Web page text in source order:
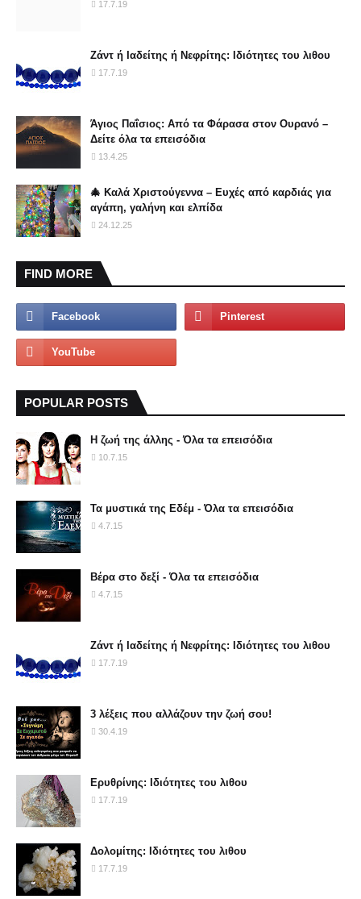
17.7.19
Ζάντ ή Ιαδείτης ή Νεφρίτης: Ιδιότητες του λιθου
17.7.19
Άγιος Παΐσιος: Από τα Φάρασα στον Ουρανό –
Δείτε όλα τα επεισόδια
13.4.25
🎄 Καλά Χριστούγεννα – Ευχές από καρδιάς για
αγάπη, γαλήνη και ελπίδα
24.12.25
FIND MORE
POPULAR POSTS
Η ζωή της άλλης - Όλα τα επεισόδια
10.7.15
Τα μυστικά της Εδέμ - Όλα τα επεισόδια
4.7.15
Βέρα στο δεξί - Όλα τα επεισόδια
4.7.15
Ζάντ ή Ιαδείτης ή Νεφρίτης: Ιδιότητες του λιθου
17.7.19
3 λέξεις που αλλάζουν την ζωή σου!
30.4.19
Ερυθρίνης: Ιδιότητες του λιθου
17.7.19
Δολομίτης: Ιδιότητες του λιθου
17.7.19